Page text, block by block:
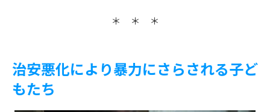
＊ ＊ ＊
治安悪化により暴力にさらされる子ど
もたち